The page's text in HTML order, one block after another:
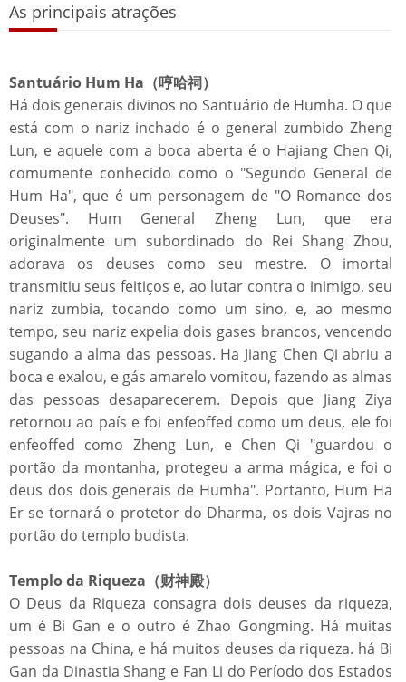
As principais atrações
Santuário Hum Ha（哼哈祠）
Há dois generais divinos no Santuário de Humha. O que
está com o nariz inchado é o general zumbido Zheng
Lun, e aquele com a boca aberta é o Hajiang Chen Qi,
comumente conhecido como o "Segundo General de
Hum Ha", que é um personagem de "O Romance dos
Deuses". Hum General Zheng Lun, que era
originalmente um subordinado do Rei Shang Zhou,
adorava os deuses como seu mestre. O imortal
transmitiu seus feitiços e, ao lutar contra o inimigo, seu
nariz zumbia, tocando como um sino, e, ao mesmo
tempo, seu nariz expelia dois gases brancos, vencendo
sugando a alma das pessoas. Ha Jiang Chen Qi abriu a
boca e exalou, e gás amarelo vomitou, fazendo as almas
das pessoas desaparecerem. Depois que Jiang Ziya
retornou ao país e foi enfeoffed como um deus, ele foi
enfeoffed como Zheng Lun, e Chen Qi "guardou o
portão da montanha, protegeu a arma mágica, e foi o
deus dos dois generais de Humha". Portanto, Hum Ha
Er se tornará o protetor do Dharma, os dois Vajras no
portão do templo budista.
Templo da Riqueza（财神殿）
O Deus da Riqueza consagra dois deuses da riqueza,
um é Bi Gan e o outro é Zhao Gongming. Há muitas
pessoas na China, e há muitos deuses da riqueza. há Bi
Gan da Dinastia Shang e Fan Li do Período dos Estados